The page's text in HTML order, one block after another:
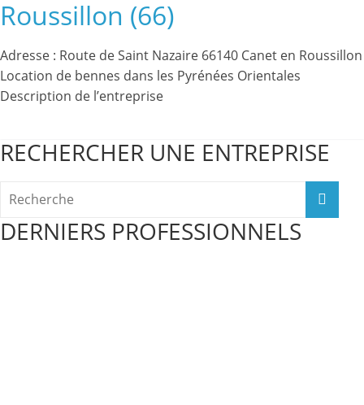
Roussillon (66)
Adresse : Route de Saint Nazaire 66140 Canet en Roussillon
Location de bennes dans les Pyrénées Orientales
Description de l’entreprise
RECHERCHER UNE ENTREPRISE
DERNIERS PROFESSIONNELS